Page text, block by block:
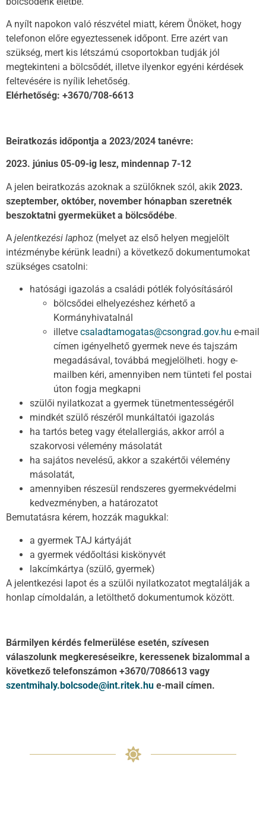
A nyílt napokon való részvétel miatt, kérem Önöket, hogy
telefonon előre egyeztessenek időpont. Erre azért van
szükség, mert kis létszámú csoportokban tudják jól
megtekinteni a bölcsődét, illetve ilyenkor egyéni kérdések
feltevésére is nyílik lehetőség.
Elérhetőség: +3670/708-6613
Beiratkozás időpontja a 2023/2024 tanévre:
2023. június 05-09-ig lesz, mindennap 7-12
A jelen beiratkozás azoknak a szülőknek szól, akik 2023.
szeptember, október, november hónapban szeretnék
beszoktatni gyermeküket a bölcsődébe.
A jelentkezési laphoz (melyet az első helyen megjelölt
intézménybe kérünk leadni) a következő dokumentumokat
szükséges csatolni:
hatósági igazolás a családi pótlék folyósításáról
bölcsődei elhelyezéshez kérhető a
Kormányhivatalnál
illetve csaladtamogatas@csongrad.gov.hu e-mail
címen igényelhető gyermek neve és tajszám
megadásával, továbbá megjelölheti. hogy e-
mailben kéri, amennyiben nem tünteti fel postai
úton fogja megkapni
szülői nyilatkozat a gyermek tünetmentességéről
mindkét szülő részéről munkáltatói igazolás
ha tartós beteg vagy ételallergiás, akkor arról a
szakorvosi vélemény másolatát
ha sajátos nevelésű, akkor a szakértői vélemény
másolatát,
amennyiben részesül rendszeres gyermekvédelmi
kedvezményben, a határozatot
Bemutatásra kérem, hozzák magukkal:
a gyermek TAJ kártyáját
a gyermek védőoltási kiskönyvét
lakcímkártya (szülő, gyermek)
A jelentkezési lapot és a szülői nyilatkozatot megtalálják a
honlap címoldalán, a letölthető dokumentumok között.
Bármilyen kérdés felmerülése esetén, szívesen
válaszolunk megkereséseikre, keressenek bizalommal a
következő telefonszámon +3670/7086613 vagy
szentmihaly.bolcsode@int.ritek.hu e-mail címen.